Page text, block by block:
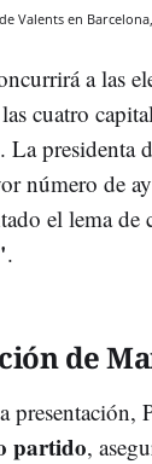
Valents en
a las
cuatro
presidenta
número de
el lema de
.
de
presentación,
partido,